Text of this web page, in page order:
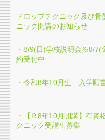
知らせ
ニック開講のお知らせ
約受付中